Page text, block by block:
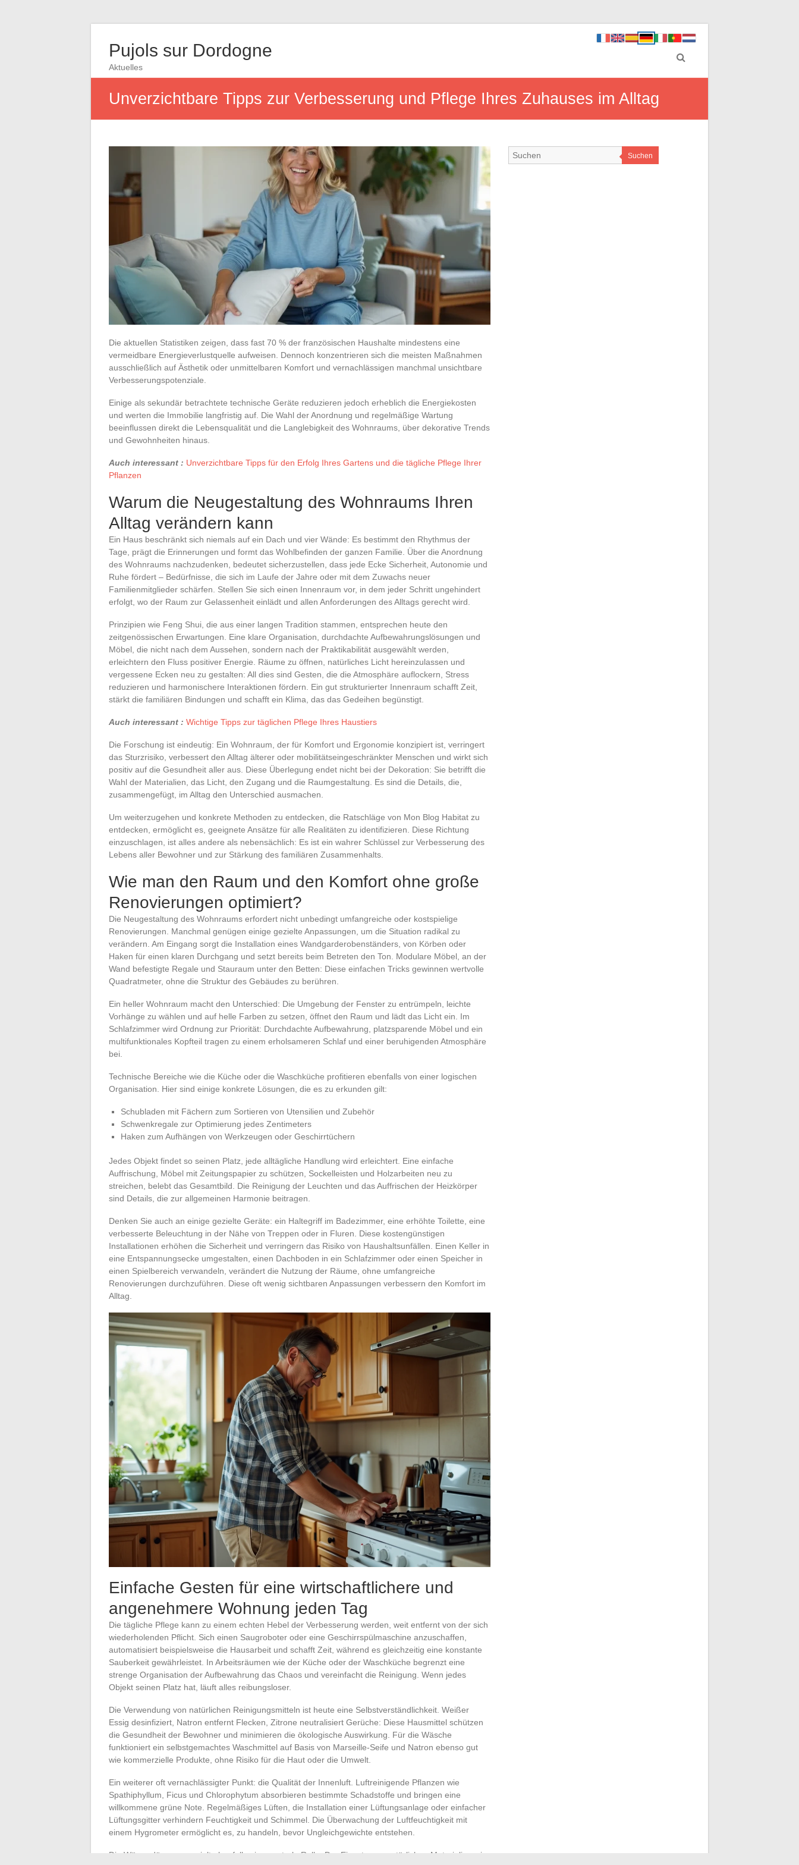
Pujols sur Dordogne
Aktuelles
Unverzichtbare Tipps zur Verbesserung und Pflege Ihres Zuhauses im Alltag
Die aktuellen Statistiken zeigen, dass fast 70 % der französischen Haushalte mindestens eine
vermeidbare Energieverlustquelle aufweisen. Dennoch konzentrieren sich die meisten Maßnahmen
ausschließlich auf Ästhetik oder unmittelbaren Komfort und vernachlässigen manchmal unsichtbare
Verbesserungspotenziale.
Einige als sekundär betrachtete technische Geräte reduzieren jedoch erheblich die Energiekosten
und werten die Immobilie langfristig auf. Die Wahl der Anordnung und regelmäßige Wartung
beeinflussen direkt die Lebensqualität und die Langlebigkeit des Wohnraums, über dekorative Trends
und Gewohnheiten hinaus.
Auch interessant : Unverzichtbare Tipps für den Erfolg Ihres Gartens und die tägliche Pflege Ihrer
Pflanzen
Warum die Neugestaltung des Wohnraums Ihren
Alltag verändern kann
Ein Haus beschränkt sich niemals auf ein Dach und vier Wände: Es bestimmt den Rhythmus der
Tage, prägt die Erinnerungen und formt das Wohlbefinden der ganzen Familie. Über die Anordnung
des Wohnraums nachzudenken, bedeutet sicherzustellen, dass jede Ecke Sicherheit, Autonomie und
Ruhe fördert – Bedürfnisse, die sich im Laufe der Jahre oder mit dem Zuwachs neuer
Familienmitglieder schärfen. Stellen Sie sich einen Innenraum vor, in dem jeder Schritt ungehindert
erfolgt, wo der Raum zur Gelassenheit einlädt und allen Anforderungen des Alltags gerecht wird.
Prinzipien wie Feng Shui, die aus einer langen Tradition stammen, entsprechen heute den
zeitgenössischen Erwartungen. Eine klare Organisation, durchdachte Aufbewahrungslösungen und
Möbel, die nicht nach dem Aussehen, sondern nach der Praktikabilität ausgewählt werden,
erleichtern den Fluss positiver Energie. Räume zu öffnen, natürliches Licht hereinzulassen und
vergessene Ecken neu zu gestalten: All dies sind Gesten, die die Atmosphäre auflockern, Stress
reduzieren und harmonischere Interaktionen fördern. Ein gut strukturierter Innenraum schafft Zeit,
stärkt die familiären Bindungen und schafft ein Klima, das das Gedeihen begünstigt.
Auch interessant : Wichtige Tipps zur täglichen Pflege Ihres Haustiers
Die Forschung ist eindeutig: Ein Wohnraum, der für Komfort und Ergonomie konzipiert ist, verringert
das Sturzrisiko, verbessert den Alltag älterer oder mobilitätseingeschränkter Menschen und wirkt sich
positiv auf die Gesundheit aller aus. Diese Überlegung endet nicht bei der Dekoration: Sie betrifft die
Wahl der Materialien, das Licht, den Zugang und die Raumgestaltung. Es sind die Details, die,
zusammengefügt, im Alltag den Unterschied ausmachen.
Um weiterzugehen und konkrete Methoden zu entdecken, die Ratschläge von Mon Blog Habitat zu
entdecken, ermöglicht es, geeignete Ansätze für alle Realitäten zu identifizieren. Diese Richtung
einzuschlagen, ist alles andere als nebensächlich: Es ist ein wahrer Schlüssel zur Verbesserung des
Lebens aller Bewohner und zur Stärkung des familiären Zusammenhalts.
Wie man den Raum und den Komfort ohne große
Renovierungen optimiert?
Die Neugestaltung des Wohnraums erfordert nicht unbedingt umfangreiche oder kostspielige
Renovierungen. Manchmal genügen einige gezielte Anpassungen, um die Situation radikal zu
verändern. Am Eingang sorgt die Installation eines Wandgarderobenständers, von Körben oder
Haken für einen klaren Durchgang und setzt bereits beim Betreten den Ton. Modulare Möbel, an der
Wand befestigte Regale und Stauraum unter den Betten: Diese einfachen Tricks gewinnen wertvolle
Quadratmeter, ohne die Struktur des Gebäudes zu berühren.
Ein heller Wohnraum macht den Unterschied: Die Umgebung der Fenster zu entrümpeln, leichte
Vorhänge zu wählen und auf helle Farben zu setzen, öffnet den Raum und lädt das Licht ein. Im
Schlafzimmer wird Ordnung zur Priorität: Durchdachte Aufbewahrung, platzsparende Möbel und ein
multifunktionales Kopfteil tragen zu einem erholsameren Schlaf und einer beruhigenden Atmosphäre
bei.
Technische Bereiche wie die Küche oder die Waschküche profitieren ebenfalls von einer logischen
Organisation. Hier sind einige konkrete Lösungen, die es zu erkunden gilt:
Schubladen mit Fächern zum Sortieren von Utensilien und Zubehör
Schwenkregale zur Optimierung jedes Zentimeters
Haken zum Aufhängen von Werkzeugen oder Geschirrtüchern
Jedes Objekt findet so seinen Platz, jede alltägliche Handlung wird erleichtert. Eine einfache
Auffrischung, Möbel mit Zeitungspapier zu schützen, Sockelleisten und Holzarbeiten neu zu
streichen, belebt das Gesamtbild. Die Reinigung der Leuchten und das Auffrischen der Heizkörper
sind Details, die zur allgemeinen Harmonie beitragen.
Denken Sie auch an einige gezielte Geräte: ein Haltegriff im Badezimmer, eine erhöhte Toilette, eine
verbesserte Beleuchtung in der Nähe von Treppen oder in Fluren. Diese kostengünstigen
Installationen erhöhen die Sicherheit und verringern das Risiko von Haushaltsunfällen. Einen Keller in
eine Entspannungsecke umgestalten, einen Dachboden in ein Schlafzimmer oder einen Speicher in
einen Spielbereich verwandeln, verändert die Nutzung der Räume, ohne umfangreiche
Renovierungen durchzuführen. Diese oft wenig sichtbaren Anpassungen verbessern den Komfort im
Alltag.
Einfache Gesten für eine wirtschaftlichere und
angenehmere Wohnung jeden Tag
Die tägliche Pflege kann zu einem echten Hebel der Verbesserung werden, weit entfernt von der sich
wiederholenden Pflicht. Sich einen Saugroboter oder eine Geschirrspülmaschine anzuschaffen,
automatisiert beispielsweise die Hausarbeit und schafft Zeit, während es gleichzeitig eine konstante
Sauberkeit gewährleistet. In Arbeitsräumen wie der Küche oder der Waschküche begrenzt eine
strenge Organisation der Aufbewahrung das Chaos und vereinfacht die Reinigung. Wenn jedes
Objekt seinen Platz hat, läuft alles reibungsloser.
Die Verwendung von natürlichen Reinigungsmitteln ist heute eine Selbstverständlichkeit. Weißer
Essig desinfiziert, Natron entfernt Flecken, Zitrone neutralisiert Gerüche: Diese Hausmittel schützen
die Gesundheit der Bewohner und minimieren die ökologische Auswirkung. Für die Wäsche
funktioniert ein selbstgemachtes Waschmittel auf Basis von Marseille-Seife und Natron ebenso gut
wie kommerzielle Produkte, ohne Risiko für die Haut oder die Umwelt.
Ein weiterer oft vernachlässigter Punkt: die Qualität der Innenluft. Luftreinigende Pflanzen wie
Spathiphyllum, Ficus und Chlorophytum absorbieren bestimmte Schadstoffe und bringen eine
willkommene grüne Note. Regelmäßiges Lüften, die Installation einer Lüftungsanlage oder einfacher
Lüftungsgitter verhindern Feuchtigkeit und Schimmel. Die Überwachung der Luftfeuchtigkeit mit
einem Hygrometer ermöglicht es, zu handeln, bevor Ungleichgewichte entstehen.
Die Wärmedämmung spielt ebenfalls eine zentrale Rolle. Der Einsatz von natürlichen Materialien wie
Suchen